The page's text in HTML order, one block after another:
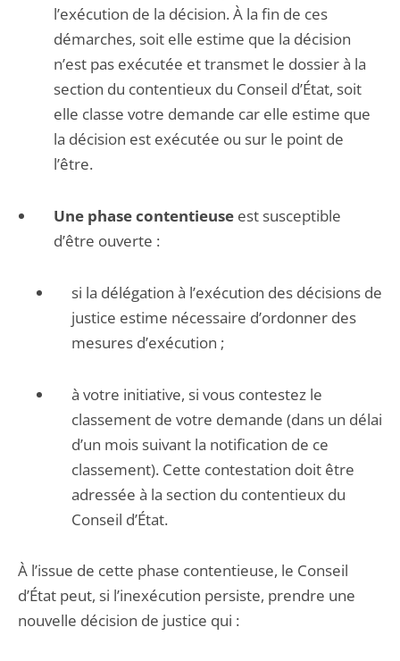
l’exécution de la décision. À la fin de ces
démarches, soit elle estime que la décision
n’est pas exécutée et transmet le dossier à la
section du contentieux du Conseil d’État, soit
elle classe votre demande car elle estime que
la décision est exécutée ou sur le point de
l’être.
Une phase contentieuse est susceptible
d’être ouverte :
si la délégation à l’exécution des décisions de
justice estime nécessaire d’ordonner des
mesures d’exécution ;
à votre initiative, si vous contestez le
classement de votre demande (dans un délai
d’un mois suivant la notification de ce
classement). Cette contestation doit être
adressée à la section du contentieux du
Conseil d’État.
À l’issue de cette phase contentieuse, le Conseil
d’État peut, si l’inexécution persiste, prendre une
nouvelle décision de justice qui :